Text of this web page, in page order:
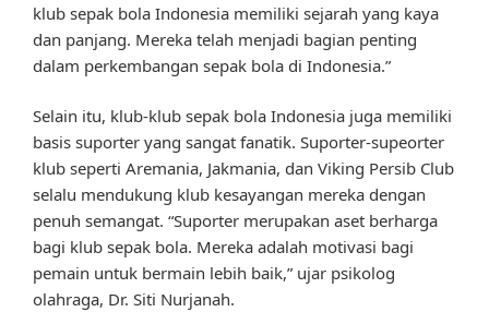
klub sepak bola Indonesia memiliki sejarah yang kaya
dan panjang. Mereka telah menjadi bagian penting
dalam perkembangan sepak bola di Indonesia.”
Selain itu, klub-klub sepak bola Indonesia juga memiliki
basis suporter yang sangat fanatik. Suporter-supeorter
klub seperti Aremania, Jakmania, dan Viking Persib Club
selalu mendukung klub kesayangan mereka dengan
penuh semangat. “Suporter merupakan aset berharga
bagi klub sepak bola. Mereka adalah motivasi bagi
pemain untuk bermain lebih baik,” ujar psikolog
olahraga, Dr. Siti Nurjanah.